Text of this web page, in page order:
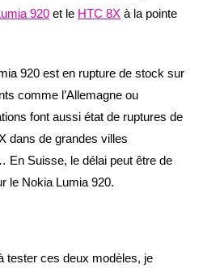
920 et le HTC 8X à la pointe
920 est en rupture de stock sur
comme l’Allemagne ou
font aussi état de ruptures de
dans de grandes villes
En Suisse, le délai peut être de
le Nokia Lumia 920.
tester ces deux modèles, je